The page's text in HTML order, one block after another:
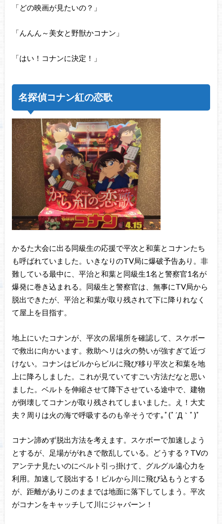
「どの映画が見たいの？」
「んんん～美女と野獣かコナン」
「はい！コナンに決定！」
名探偵コナン紅の恋歌
かるた大会に出る同級生の応援で平次と和葉とコナンたち
も呼ばれていました。いきなりのTV局に爆破予告あり。非
難している最中に、平治と和葉と同級生1名と警察官1名が
爆発に巻き込まれる。同級生と警察官は、無事にTV局から
脱出できたが、平治と和葉が取り残されて下に降りれなく
て屋上を目指す。
地上にいたコナンが、平次の居場所を確認して、スケボー
で救出に向かいます。救助ヘリは火の勢いが強すぎて近づ
けない。コナンはビルからビルに飛び移り平次と和葉を地
上に降ろしました。これが見ていてすごい方法だなと思い
ました。ベルトを伸縮させて降下させている途中で、建物
が倒壊してコナンが取り残されてしまいました。え！大丈
夫？周りは火の海で呼吸するのも辛そうです｡ﾟ(ﾟ´Д｀ﾟ)ﾟ
コナン諦めず脱出方法を考えます。スケボーで加速しよう
とするが、足場ががれきで散乱している。どうする？TVの
アンテナ見たいのにベルト引っ掛けて、グルグル遠心力を
利用。加速して脱出する！ビルから川に飛び込もうとする
が、距離がありこのままでは地面に落下してしまう。平次
がコナンをキャッチして川にジャバーン！